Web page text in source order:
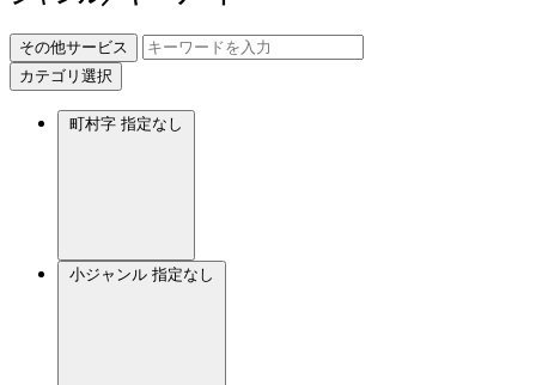
その他サービス
カテゴリ選択
町村字 指定なし
小ジャンル 指定なし